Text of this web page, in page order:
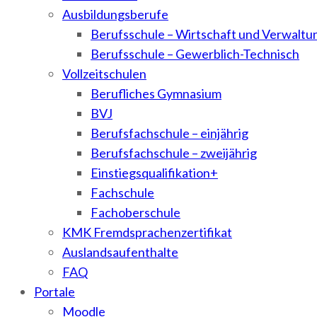
Ausbildungsberufe
Berufsschule – Wirtschaft und
Berufsschule – Gewerblich-Technisch
Vollzeitschulen
Berufliches Gymnasium
BVJ
Berufsfachschule – einjährig
Berufsfachschule – zweijährig
Einstiegsqualifikation+
Fachschule
Fachoberschule
KMK Fremdsprachenzertifikat
Auslandsaufenthalte
FAQ
Portale
Moodle